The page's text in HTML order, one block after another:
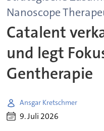
Nanoscope
Catalent
und legt
Gentherapie
Ansgar Kretschmer
9. Juli 2026